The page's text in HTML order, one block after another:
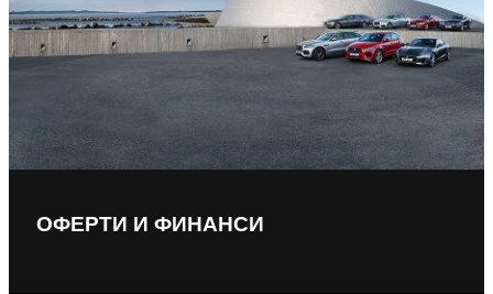
ОФЕРТИ И ФИНАНСИ